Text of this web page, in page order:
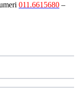
011.6615680 –